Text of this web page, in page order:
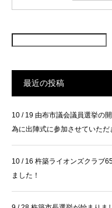
最近の投稿
10 / 19 由布市議会議員選挙の
為に出陣式に参加させていただ
10 / 16 杵築ライオンズクラブ
ました！